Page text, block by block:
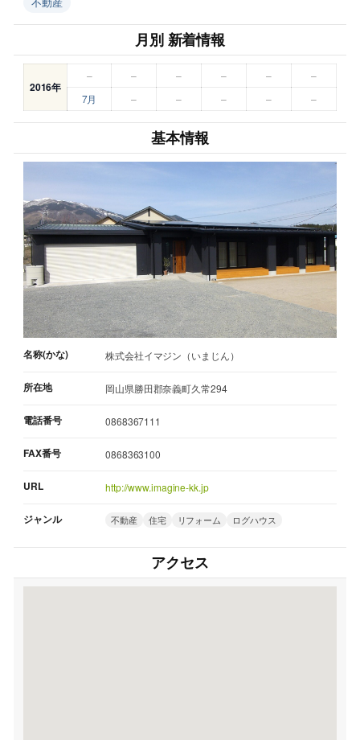
月別 新着情報
2016年
– – – – –
–
7月
– – – – –
基本情報
名称(かな) 株式会社イマジン（いまじん）
所在地 岡山県勝田郡奈義町久常294
電話番号 0868367111
FAX番号 0868363100
URL http://www.imagine-kk.jp
ジャンル 不動産 住宅 リフォーム ログハウス
アクセス